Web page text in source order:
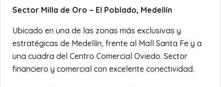
Sector Milla de Oro – El Poblado, Medellín
Ubicado en una de las zonas más exclusivas y
estratégicas de Medellín, frente al Mall Santa Fe y a
una cuadra del Centro Comercial Oviedo. Sector
financiero y comercial con excelente conectividad.